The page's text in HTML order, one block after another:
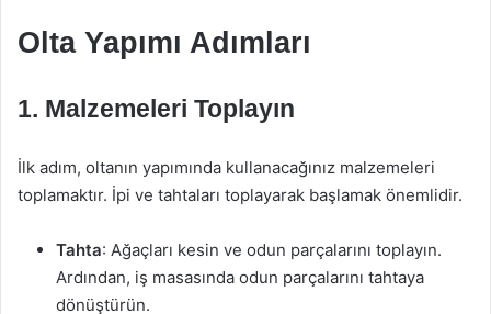
Olta Yapımı Adımları
1. Malzemeleri Toplayın
İlk adım, oltanın yapımında kullanacağınız malzemeleri
toplamaktır. İpi ve tahtaları toplayarak başlamak önemlidir.
Tahta: Ağaçları kesin ve odun parçalarını toplayın.
Ardından, iş masasında odun parçalarını tahtaya
dönüştürün.